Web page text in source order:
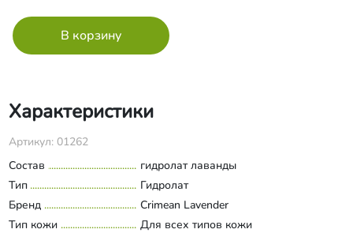
Характеристики
Артикул: 01262
Состав
гидролат лаванды
Тип
Гидролат
Бренд
Crimean Lavender
Тип кожи
Для всех типов кожи